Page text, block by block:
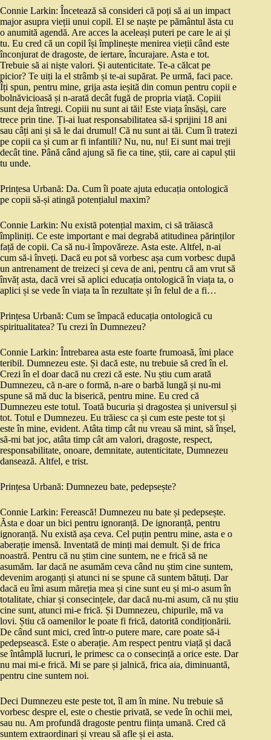
Connie Larkin: Încetează să consideri că poți să ai un impact
major asupra vieții unui copil. El se naște pe pământul ăsta cu
o anumită agendă. Are acces la aceleași puteri pe care le ai și
tu. Eu cred că un copil își împlinește menirea vieții când este
înconjurat de dragoste, de iertare, încurajare. Asta e tot.
Trebuie să ai niște valori. Și autenticitate. Te-a călcat pe
picior? Te uiți la el strâmb și te-ai supărat. Pe urmă, faci pace.
Îți spun, pentru mine, grija asta ieșită din comun pentru copii e
bolnăvicioasă și n-arată decât fugă de propria viață. Copiii
sunt deja întregi. Copiii nu sunt ai tăi! Este viața însăși, care
trece prin tine. Ți-ai luat responsabilitatea să-i sprijini 18 ani
sau câți ani și să le dai drumul! Că nu sunt ai tăi. Cum îi tratezi
pe copii ca și cum ar fi infantili? Nu, nu, nu! Ei sunt mai treji
decât tine. Până când ajung să fie ca tine, știi, care ai capul știi
tu unde.
Prințesa Urbană: Da. Cum îi poate ajuta educația ontologică
pe copii să-și atingă potențialul maxim?
Connie Larkin: Nu există potențial maxim, ci să trăiască
împliniți. Ce este important e mai degrabă atitudinea părinților
față de copii. Ca să nu-i împovăreze. Asta este. Altfel, n-ai
cum să-i înveți. Dacă eu pot să vorbesc așa cum vorbesc după
un antrenament de treizeci și ceva de ani, pentru că am vrut să
învăț asta, dacă vrei să aplici educația ontologică în viața ta, o
aplici și se vede în viața ta în rezultate și în felul de a fi…
Prințesa Urbană: Cum se împacă educația ontologică cu
spiritualitatea? Tu crezi în Dumnezeu?
Connie Larkin: Întrebarea asta este foarte frumoasă, îmi place
teribil. Dumnezeu este. Și dacă este, nu trebuie să cred în el.
Crezi în el doar dacă nu crezi că este. Nu știu cum arată
Dumnezeu, că n-are o formă, n-are o barbă lungă și nu-mi
spune să mă duc la biserică, pentru mine. Eu cred că
Dumnezeu este totul. Toată bucuria și dragostea și universul și
tot. Totul e Dumnezeu. Eu trăiesc ca și cum este peste tot și
este în mine, evident. Atâta timp cât nu vreau să mint, să înșel,
să-mi bat joc, atâta timp cât am valori, dragoste, respect,
responsabilitate, onoare, demnitate, autenticitate, Dumnezeu
dansează. Altfel, e trist.
Prințesa Urbană: Dumnezeu bate, pedepsește?
Connie Larkin: Ferească! Dumnezeu nu bate și pedepsește.
Ăsta e doar un bici pentru ignoranță. De ignoranță, pentru
ignoranță. Nu există așa ceva. Cel puțin pentru mine, asta e o
aberație imensă. Inventată de minți mai demult. Și de frica
noastră. Pentru că nu știm cine suntem, ne e frică să ne
asumăm. Iar dacă ne asumăm ceva când nu știm cine suntem,
devenim aroganți și atunci ni se spune că suntem bătuți. Dar
dacă eu îmi asum măreția mea și cine sunt eu și mi-o asum în
totalitate, chiar și consecințele, dar dacă nu-mi asum, că nu știu
cine sunt, atunci mi-e frică. Și Dumnezeu, chipurile, mă va
lovi. Știu că oamenilor le poate fi frică, datorită condiționării.
De când sunt mici, cred într-o putere mare, care poate să-i
pedepsească. Este o aberație. Am respect pentru viață și dacă
se întâmplă lucruri, le primesc ca o consecință a orice este. Dar
nu mai mi-e frică. Mi se pare și jalnică, frica aia, diminuantă,
pentru cine suntem noi.
Deci Dumnezeu este peste tot, îl am în mine. Nu trebuie să
vorbesc despre el, este o chestie privată, se vede în ochii mei,
sau nu. Am profundă dragoste pentru ființa umană. Cred că
suntem extraordinari și vreau să afle și ei asta.